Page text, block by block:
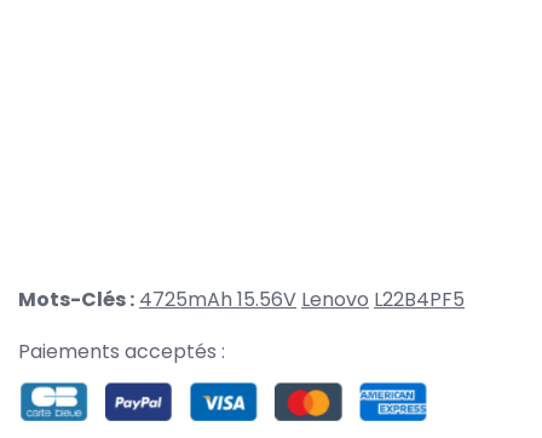
Mots-Clés : 4725mAh 15.56V Lenovo L22B4PF5
Paiements acceptés :